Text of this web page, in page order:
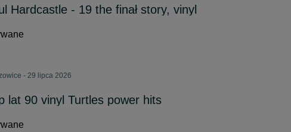
Hardcastle - 19 the finał story, vinyl
- 29 lipca 2026
lat 90 vinyl Turtles power hits